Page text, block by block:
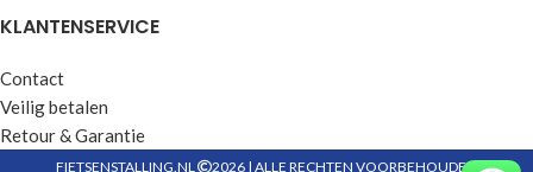
KLANTENSERVICE
Contact
Veilig betalen
Retour & Garantie
FIETSENSTALLING.NL 2026 | ALLE RECHTEN VOORBEHOUDEN